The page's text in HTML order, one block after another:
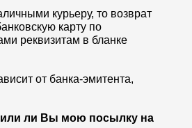
курьеру, то возврат
карту по
реквизитам в бланке
от банка-эмитента,
ли Вы мою посылку на